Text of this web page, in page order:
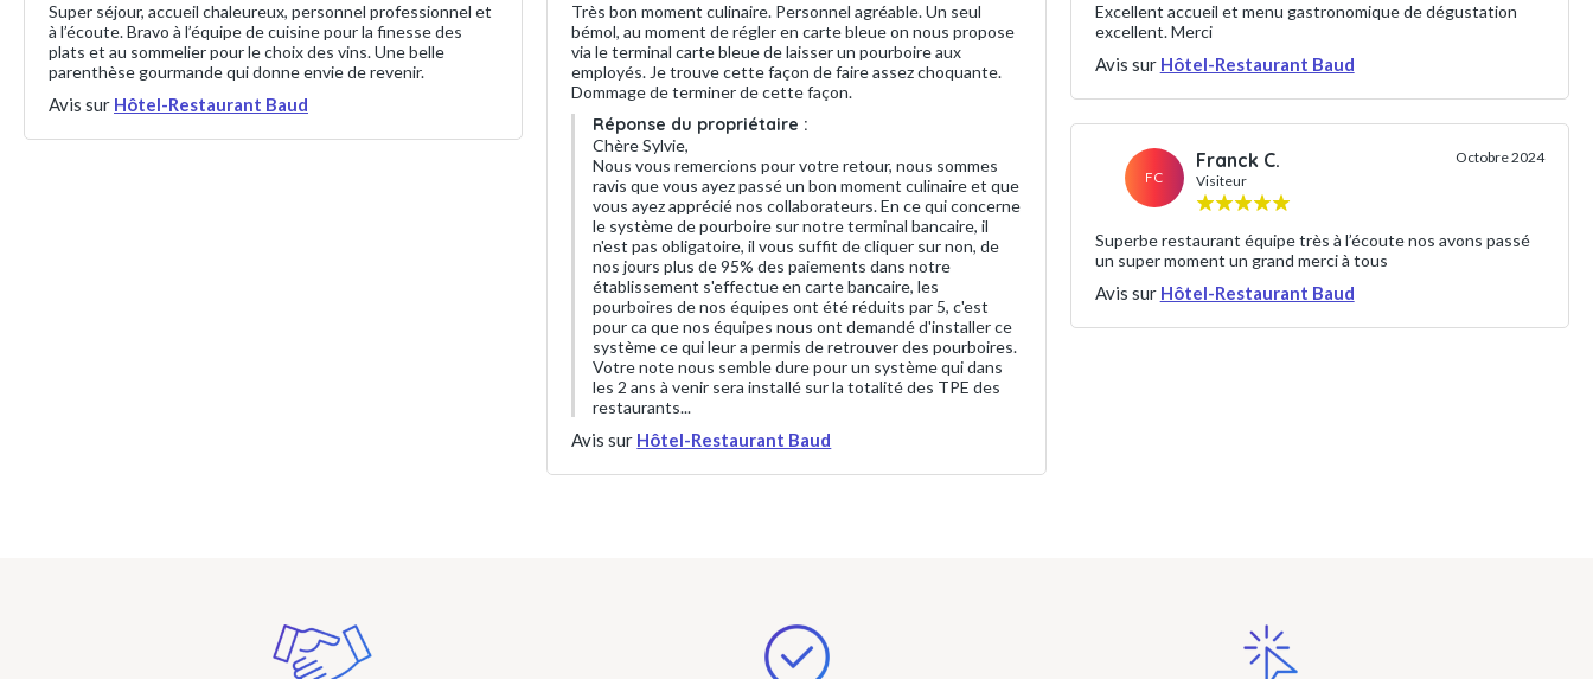
Super séjour, accueil chaleureux, personnel professionnel et
à l’écoute. Bravo à l’équipe de cuisine pour la finesse des
plats et au sommelier pour le choix des vins. Une belle
parenthèse gourmande qui donne envie de revenir.
Avis sur Hôtel-Restaurant Baud
Très bon moment culinaire. Personnel agréable. Un seul
bémol, au moment de régler en carte bleue on nous propose
via le terminal carte bleue de laisser un pourboire aux
employés. Je trouve cette façon de faire assez choquante.
Dommage de terminer de cette façon.
Réponse du propriétaire :
Chère Sylvie,
Nous vous remercions pour votre retour, nous sommes
ravis que vous ayez passé un bon moment culinaire et que
vous ayez apprécié nos collaborateurs. En ce qui concerne
le système de pourboire sur notre terminal bancaire, il
n'est pas obligatoire, il vous suffit de cliquer sur non, de
nos jours plus de 95% des paiements dans notre
établissement s'effectue en carte bancaire, les
pourboires de nos équipes ont été réduits par 5, c'est
pour ca que nos équipes nous ont demandé d'installer ce
système ce qui leur a permis de retrouver des pourboires.
Votre note nous semble dure pour un système qui dans
les 2 ans à venir sera installé sur la totalité des TPE des
restaurants...
Avis sur Hôtel-Restaurant Baud
Excellent accueil et menu gastronomique de dégustation
excellent. Merci
Avis sur Hôtel-Restaurant Baud
FC
Franck C.
Visiteur
Octobre 2024
Superbe restaurant équipe très à l’écoute nos avons passé
un super moment un grand merci à tous
Avis sur Hôtel-Restaurant Baud